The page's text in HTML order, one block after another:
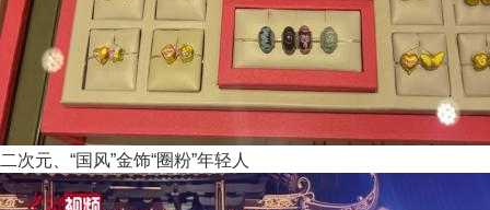
二次元、“国风”金饰“圈粉”年轻人